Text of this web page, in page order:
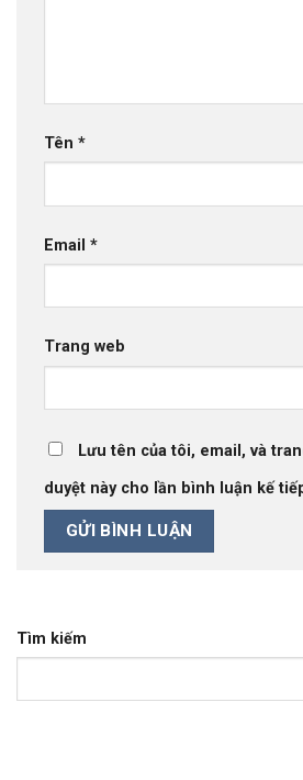
Tên *
Email *
Trang web
Lưu tên của tôi, email, và
duyệt này cho lần bình luận kế
Tìm kiếm